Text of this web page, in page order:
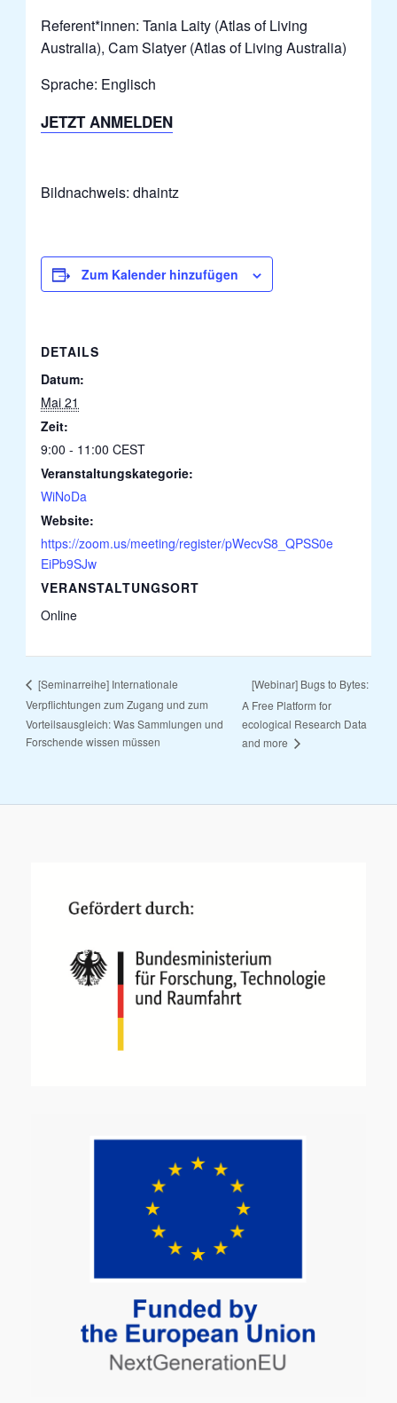
Referent*innen:Tania Laity (Atlas of Living
Australia), Cam Slatyer (Atlas of Living Australia)
Sprache: Englisch
JETZT ANMELDEN
Bildnachweis: dhaintz
Zum Kalender hinzufügen
DETAILS
Datum:
Mai 21
Zeit:
9:00 - 11:00CEST
Veranstaltungskategorie:
WiNoDa
Website:
https://zoom.us/meeting/register/pWecvS8_QPSS0e
EiPb9SJw
VERANSTALTUNGSORT
Online
[Seminarreihe] Internationale
Verpflichtungen zum Zugang und zum
Vorteilsausgleich: Was Sammlungen und
Forschende wissen müssen
[Webinar] Bugs to Bytes:
A Free Platform for
ecological Research Data
and more